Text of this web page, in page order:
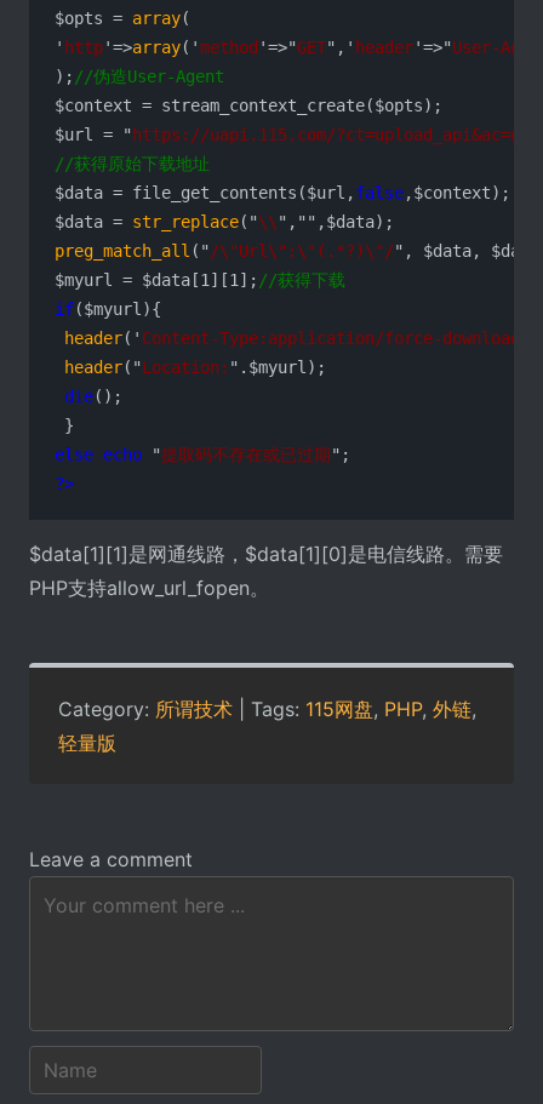
$opts = array(
' http'=>array('method '=>"GET",' header'=>"User-
); //伪造User-Agent
$context = stream_context_create($opts);
$url = " https://uapi.115.com/
//获得原始下载地址
$data = file_get_contents($url,false,$context);
$data = str_replace("\\ ","
preg_match_all (" /\"Url\":\"(.*?)\"/", $data,
$myurl = $data[1][1]; //获得下载
if($myurl){
header(' Content-Type:application/force-download
header("Location: ".$myurl);
die();
else echo "提取码不存在或已过期
?>
$data[1][1]是网通线路，$data[1][0]是电信线路。需要
PHP支持allow_url_fopen。
Category: 所谓技术 | Tags: 115网盘, PHP, 外链,
轻量版
Leave a comment